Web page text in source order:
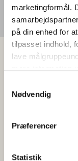
marketingformål.
på din enhed for
tilpasset indhold,
lave
mere information
tilbage eller ændre
Indsamle
Nødvendig
Præferencer
Statistik